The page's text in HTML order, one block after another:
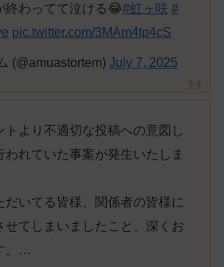
終わってて泣ける😂#虹ヶ咲 #
pic.twitter.com/3MAm4tp4cS
(@amuastortem) July 7, 2025
トより不適切な投稿への意図し
われていた事案が発生いたしま
だいてる皆様、関係者の皆様に
せてしまいましたこと、深くお
。…